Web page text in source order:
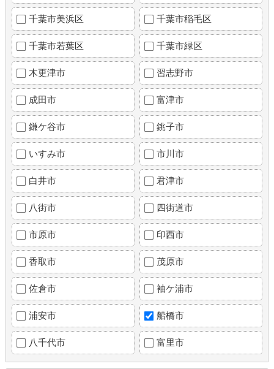
千葉市美浜区 千葉市稲毛区
千葉市若葉区 千葉市緑区
木更津市 習志野市
成田市 富津市
鎌ケ谷市 銚子市
いすみ市 市川市
白井市 君津市
八街市 四街道市
市原市 印西市
香取市 茂原市
佐倉市 袖ケ浦市
浦安市 船橋市
八千代市 富里市